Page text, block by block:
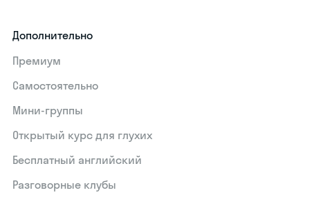
Дополнительно
Премиум
Самостоятельно
Мини-группы
Открытый курс для глухих
Бесплатный английский
Разговорные клубы